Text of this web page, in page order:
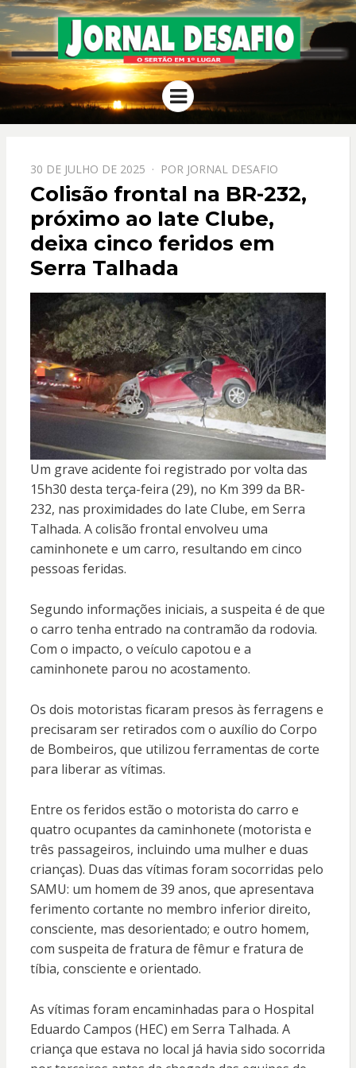
JORNAL
DESAFIO
O Sertão em 1º Lugar
Menu
PPOSTADO
EM
30 DE JULHO DE 2025 POR JORNAL DESAFIO
Colisão frontal na BR-232,
próximo ao Iate Clube,
deixa cinco feridos em
Serra Talhada
Um grave acidente foi registrado por volta das
15h30 desta terça-feira (29), no Km 399 da BR-
232, nas proximidades do Iate Clube, em Serra
Talhada. A colisão frontal envolveu uma
caminhonete e um carro, resultando em cinco
pessoas feridas.
Segundo informações iniciais, a suspeita é de que
o carro tenha entrado na contramão da rodovia.
Com o impacto, o veículo capotou e a
caminhonete parou no acostamento.
Os dois motoristas ficaram presos às ferragens e
precisaram ser retirados com o auxílio do Corpo
de Bombeiros, que utilizou ferramentas de corte
para liberar as vítimas.
Entre os feridos estão o motorista do carro e
quatro ocupantes da caminhonete (motorista e
três passageiros, incluindo uma mulher e duas
crianças). Duas das vítimas foram socorridas pelo
SAMU: um homem de 39 anos, que apresentava
ferimento cortante no membro inferior direito,
consciente, mas desorientado; e outro homem,
com suspeita de fratura de fêmur e fratura de
tíbia, consciente e orientado.
As vítimas foram encaminhadas para o Hospital
Eduardo Campos (HEC) em Serra Talhada. A
criança que estava no local já havia sido socorrida